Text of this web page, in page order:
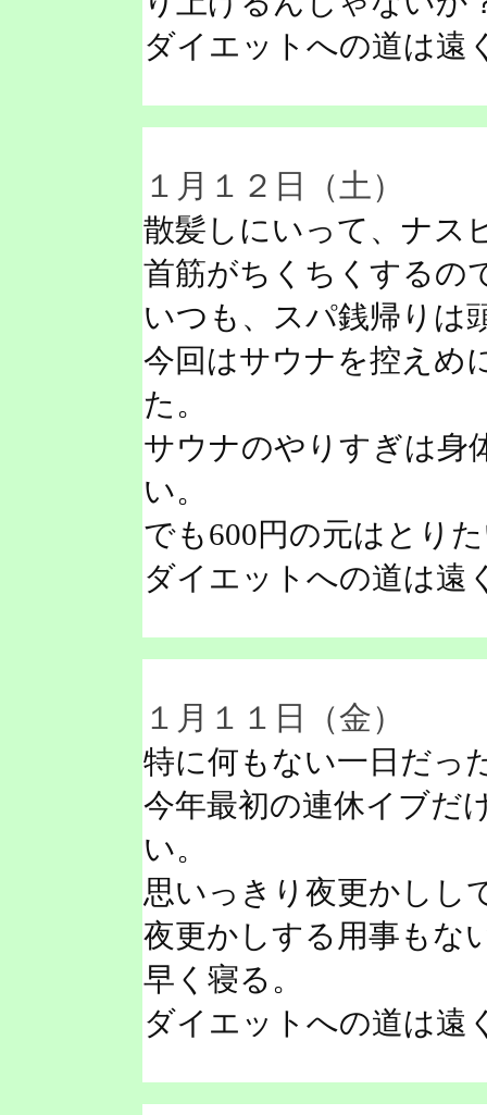
ダイエットへの道は遠
１月１２日（土）
散髪しにいって、ナス
首筋がちくちくするの
いつも、スパ銭帰りは
今回はサウナを控えめ
た。
サウナのやりすぎは身
い。
でも600円の元はとり
ダイエットへの道は遠
１月１１日（金）
特に何もない一日だっ
今年最初の連休イブだ
い。
思いっきり夜更かしし
夜更かしする用事もな
早く寝る。
ダイエットへの道は遠